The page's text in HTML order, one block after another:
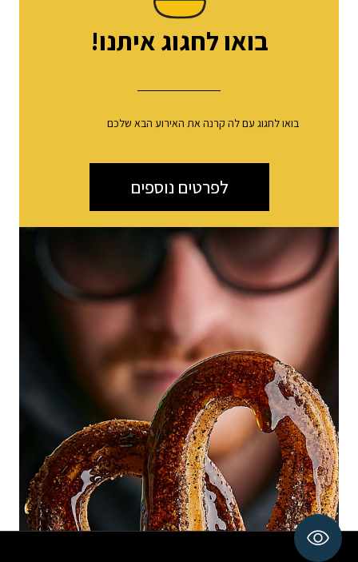
בואו לחגוג איתנו!
בואו לחגוג עם לה קרנה את האירוע הבא שלכם
לפרטים נוספים